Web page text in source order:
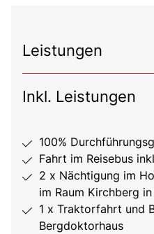
Leistungen
Inkl. Leistungen
100%
Fahrt im Reisebus
2 x Nächtigung im
im Raum Kirchberg
1 x Traktorfahrt und
Bergdoktorhaus